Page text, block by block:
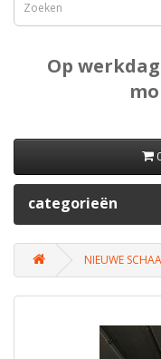
Op
categorieën
NIEUWE